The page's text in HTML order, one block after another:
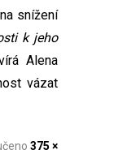
snížení
k jeho
Alena
vázat
375 ×